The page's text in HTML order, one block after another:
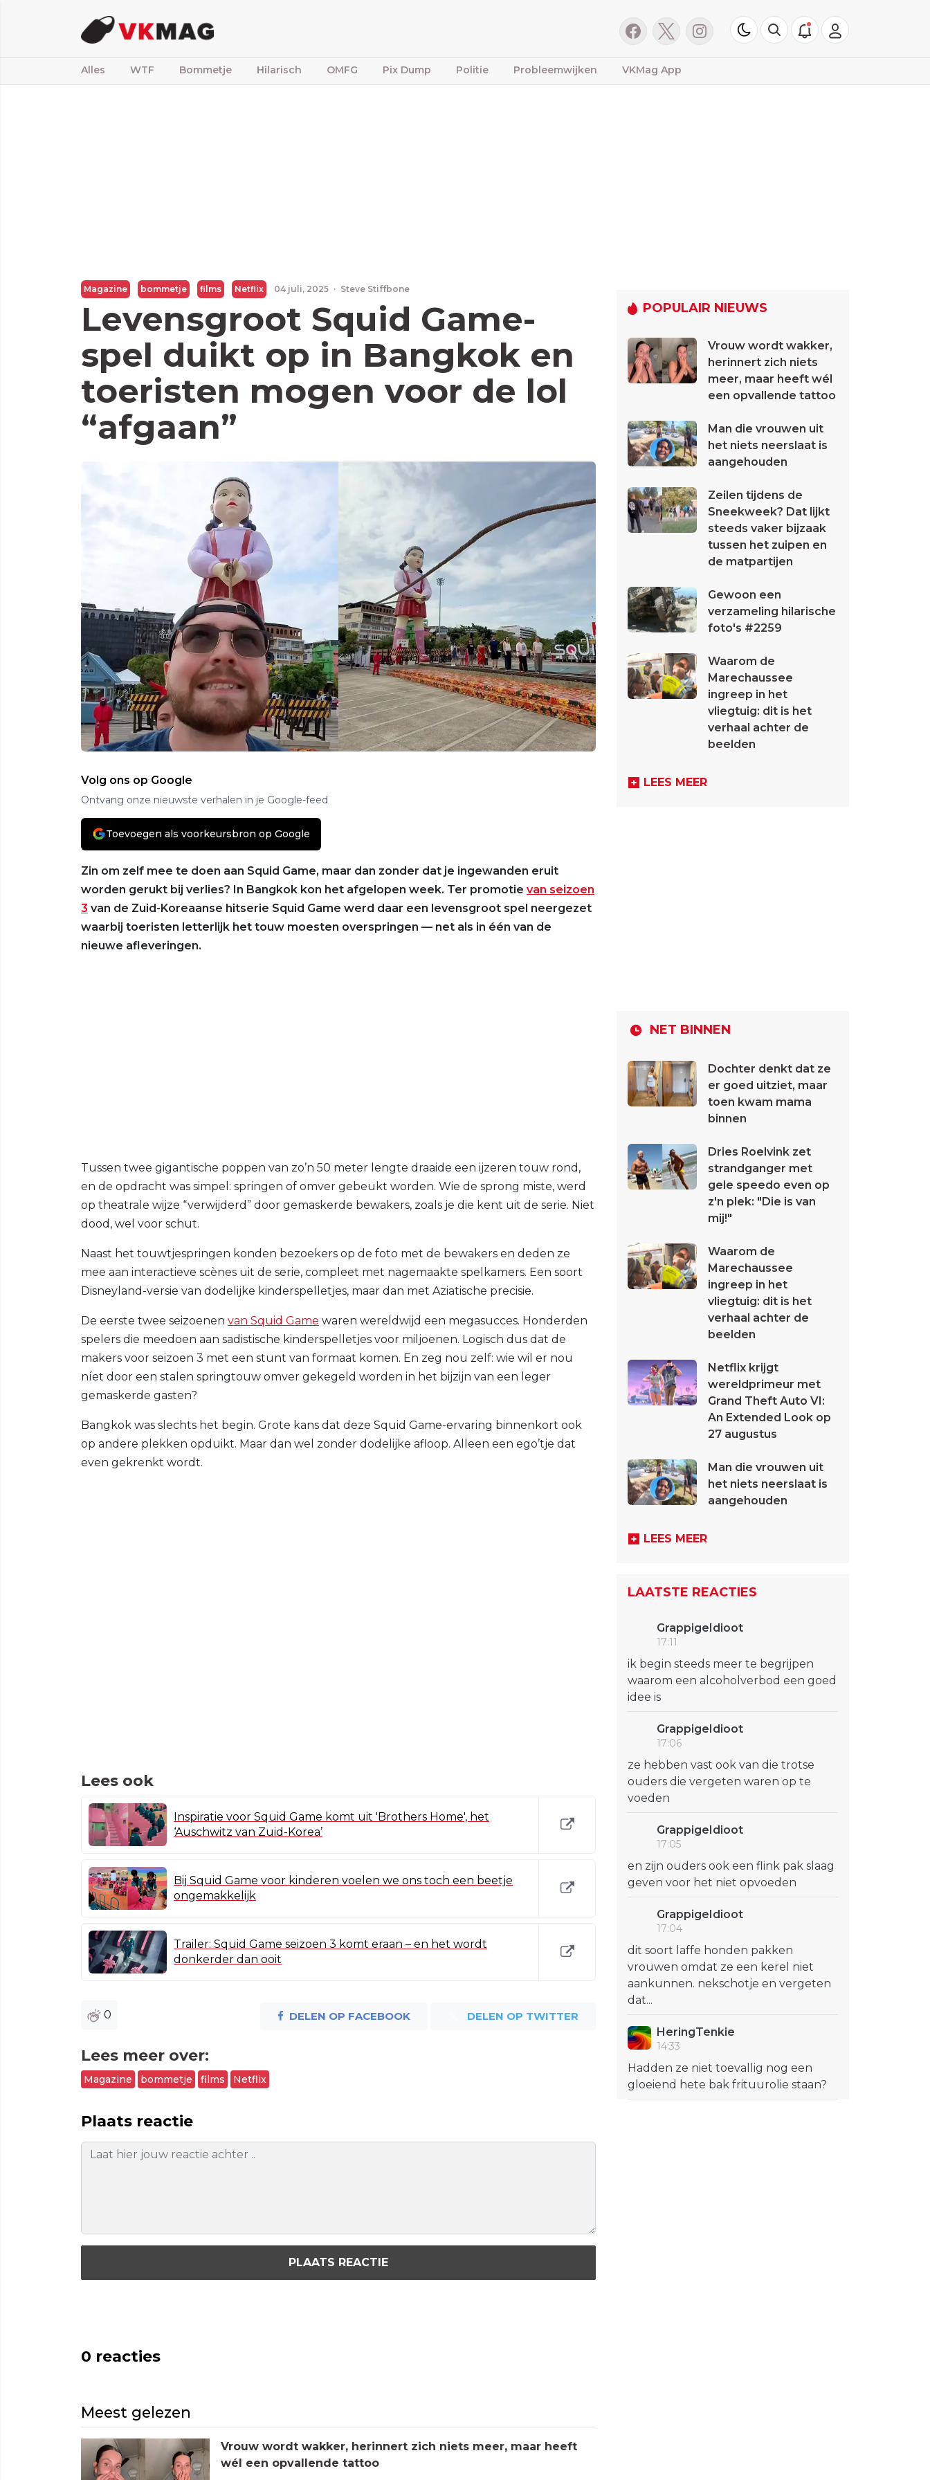
Alles WTF Bommetje Hilarisch OMFG Pix Dump Politie Probleemwijken VKMag App
Magazine bommetje films Netflix 04 juli, 2025 · Steve Stiffbone
Levensgroot Squid Game-
spel duikt op in Bangkok en
toeristen mogen voor de lol
“afgaan”
Volg ons op Google
Ontvang onze nieuwste verhalen in je Google-feed
Toevoegen als voorkeursbron op Google
Zin om zelf mee te doen aan Squid Game, maar dan zonder dat je ingewanden eruit
worden gerukt bij verlies? In Bangkok kon het afgelopen week. Ter promotie van seizoen
3 van de Zuid-Koreaanse hitserie Squid Game werd daar een levensgroot spel neergezet
waarbij toeristen letterlijk het touw moesten overspringen — net als in één van de
nieuwe afleveringen.
Tussen twee gigantische poppen van zo’n 50 meter lengte draaide een ijzeren touw rond,
en de opdracht was simpel: springen of omver gebeukt worden. Wie de sprong miste, werd
op theatrale wijze “verwijderd” door gemaskerde bewakers, zoals je die kent uit de serie. Niet
dood, wel voor schut.
Naast het touwtjespringen konden bezoekers op de foto met de bewakers en deden ze
mee aan interactieve scènes uit de serie, compleet met nagemaakte spelkamers. Een soort
Disneyland-versie van dodelijke kinderspelletjes, maar dan met Aziatische precisie.
De eerste twee seizoenen van Squid Game waren wereldwijd een megasucces. Honderden
spelers die meedoen aan sadistische kinderspelletjes voor miljoenen. Logisch dus dat de
makers voor seizoen 3 met een stunt van formaat komen. En zeg nou zelf: wie wil er nou
níet door een stalen springtouw omver gekegeld worden in het bijzijn van een leger
gemaskerde gasten?
Bangkok was slechts het begin. Grote kans dat deze Squid Game-ervaring binnenkort ook
op andere plekken opduikt. Maar dan wel zonder dodelijke afloop. Alleen een ego’tje dat
even gekrenkt wordt.
Lees ook
Inspiratie voor Squid Game komt uit 'Brothers Home', het
‘Auschwitz van Zuid-Korea’
Bij Squid Game voor kinderen voelen we ons toch een beetje
ongemakkelijk
Trailer: Squid Game seizoen 3 komt eraan – en het wordt
donkerder dan ooit
0 DELEN OP FACEBOOK DELEN OP TWITTER
Lees meer over:
Magazine bommetje films Netflix
Plaats reactie
PLAATS REACTIE
0 reacties
Meest gelezen
Vrouw wordt wakker, herinnert zich niets meer, maar heeft
wél een opvallende tattoo
POPULAIR NIEUWS
Vrouw wordt wakker,
herinnert zich niets
meer, maar heeft wél
een opvallende tattoo
Man die vrouwen uit
het niets neerslaat is
aangehouden
Zeilen tijdens de
Sneekweek? Dat lijkt
steeds vaker bijzaak
tussen het zuipen en
de matpartijen
Gewoon een
verzameling hilarische
foto's #2259
Waarom de
Marechaussee
ingreep in het
vliegtuig: dit is het
verhaal achter de
beelden
LEES MEER
NET BINNEN
Dochter denkt dat ze
er goed uitziet, maar
toen kwam mama
binnen
Dries Roelvink zet
strandganger met
gele speedo even op
z'n plek: "Die is van
mij!"
Waarom de
Marechaussee
ingreep in het
vliegtuig: dit is het
verhaal achter de
beelden
Netflix krijgt
wereldprimeur met
Grand Theft Auto VI:
An Extended Look op
27 augustus
Man die vrouwen uit
het niets neerslaat is
aangehouden
LEES MEER
LAATSTE REACTIES
GrappigeIdioot
17:11
ik begin steeds meer te begrijpen
waarom een alcoholverbod een goed
idee is
GrappigeIdioot
17:06
ze hebben vast ook van die trotse
ouders die vergeten waren op te
voeden
GrappigeIdioot
17:05
en zijn ouders ook een flink pak slaag
geven voor het niet opvoeden
GrappigeIdioot
17:04
dit soort laffe honden pakken
vrouwen omdat ze een kerel niet
aankunnen. nekschotje en vergeten
dat...
HeringTenkie
14:33
Hadden ze niet toevallig nog een
gloeiend hete bak frituurolie staan?